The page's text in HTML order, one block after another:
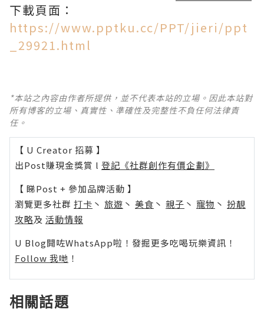
下載頁面：
https://www.pptku.cc/PPT/jieri/ppt
_29921.html
*本站之內容由作者所提供，並不代表本站的立場。因此本站對
所有博客的立場、真實性、準確性及完整性不負任何法律責
任。
【 U Creator 招募 】
出Post賺現金獎賞 l 登記《社群創作有價企劃》
【 睇Post + 參加品牌活動 】
瀏覽更多社群 打卡 丶 旅遊 丶 美食 丶 親子 丶 寵物 丶 扮靚
攻略及 活動情報
U Blog開咗WhatsApp啦！發掘更多吃喝玩樂資訊！
Follow 我哋 ！
相關話題